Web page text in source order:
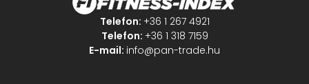
Telefon: +36 1 267 4921
Telefon: +36 1 318 7159
E-mail: info@pan-trade.hu